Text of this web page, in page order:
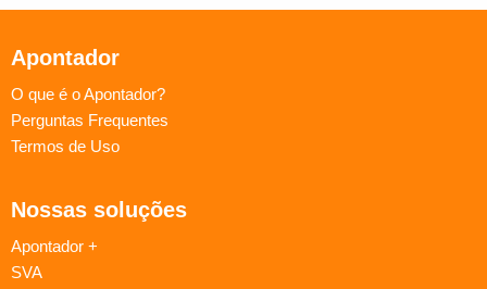
Apontador
O que é o Apontador?
Perguntas Frequentes
Termos de Uso
Nossas soluções
Apontador +
SVA